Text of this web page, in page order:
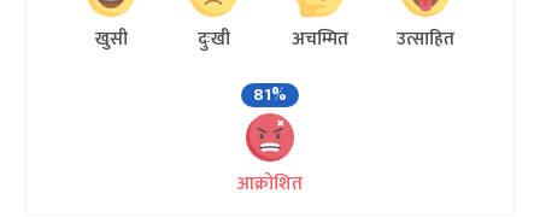
खुसी दुःखी अचम्मित
उत्साहित
81%
आक्रोशित